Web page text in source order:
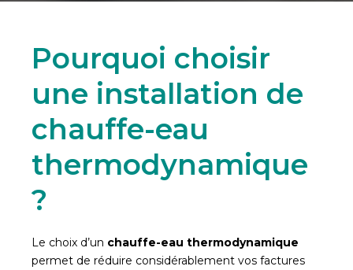
Pourquoi choisir
une installation de
chauffe-eau
thermodynamique
?
Le choix d’un chauffe-eau thermodynamique
permet de réduire considérablement vos factures